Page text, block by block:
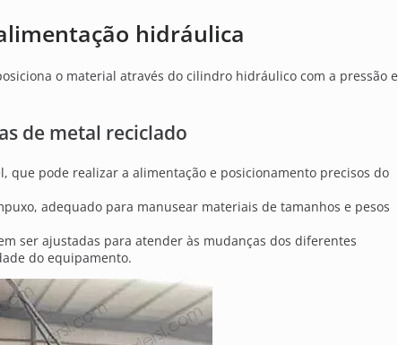
hidráulica
o material através do cilindro hidráulico com a pressão e
de metal reciclado
que pode realizar a alimentação e posicionamento precisos do
adequado para manusear materiais de tamanhos e pesos
ser ajustadas para atender às mudanças dos diferentes
do equipamento.